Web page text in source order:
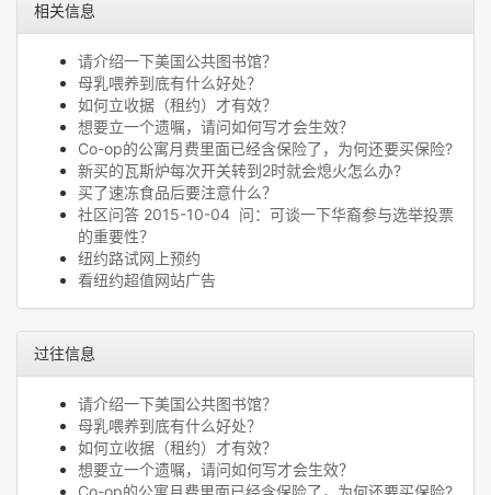
相关信息
请介绍一下美国公共图书馆？
母乳喂养到底有什么好处？
如何立收据（租约）才有效？
想要立一个遗嘱，请问如何写才会生效？
Co-op的公寓月费里面已经含保险了，为何还要买保险?
新买的瓦斯炉每次开关转到2时就会熄火怎么办?
买了速冻食品后要注意什么？
社区问答 2015-10-04 问：可谈一下华裔参与选举投票
的重要性？
纽约路试网上预约
看纽约超值网站广告
过往信息
请介绍一下美国公共图书馆？
母乳喂养到底有什么好处？
如何立收据（租约）才有效？
想要立一个遗嘱，请问如何写才会生效？
Co-op的公寓月费里面已经含保险了，为何还要买保险?